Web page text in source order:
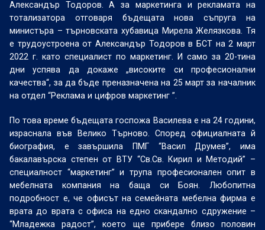
Александър Тодоров. А за маркетинга и рекламата на
тотализатора отговаря бъдещата нова съпруга на
министъра – търновската хубавица Мирела Желязкова. Тя
е трудоустроена от Александър Тодоров в БСТ на 2 март
2022 г. като специалист по маркетинг. И само за 20-тина
дни успява да докаже „високите си професионални
качества“, за да бъде преназначена на 25 март за началник
на отдел “Реклама и цифров маркетинг ”.
По това време бъдещата госпожа Василева е на 24 години,
израснала във Велико Търново. Според официалната й
биография, е завършила ПМГ “Васил Друмев”, има
бакалавърска степен от ВТУ “Св.Св. Кирил и Методий” –
специалност “маркетинг” и трупа професионален опит в
мебелната компания на баща си Боян. Любопитна
подробност е, че офисът на семейната мебелна фирма е
врата до врата с офиса на едно скандално сдружение –
“Младежка радост”, което ще прибере близо половин